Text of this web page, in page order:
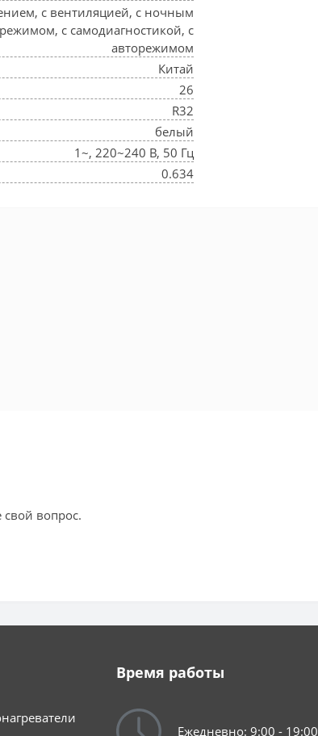
с вентиляцией, с ночным
режимом, с самодиагностикой, с
авторежимом
Китай
26
R32
белый
1~, 220~240 В, 50 Гц
0.634
вопрос.
Время работы
Ежедневно: 9:00 - 19:00